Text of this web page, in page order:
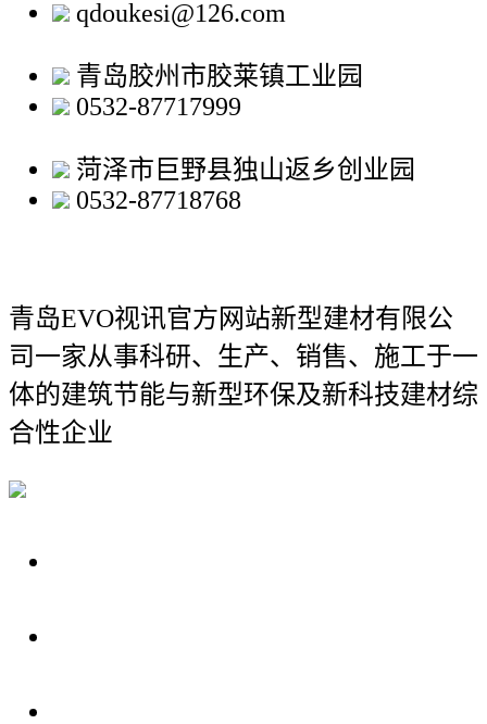
qdoukesi@126.com
青岛胶州市胶莱镇工业园
0532-87717999
菏泽市巨野县独山返乡创业园
0532-87718768
青岛EVO视讯官方网站新型建材有限公
司一家从事科研、生产、销售、施工于一
体的建筑节能与新型环保及新科技建材综
合性企业